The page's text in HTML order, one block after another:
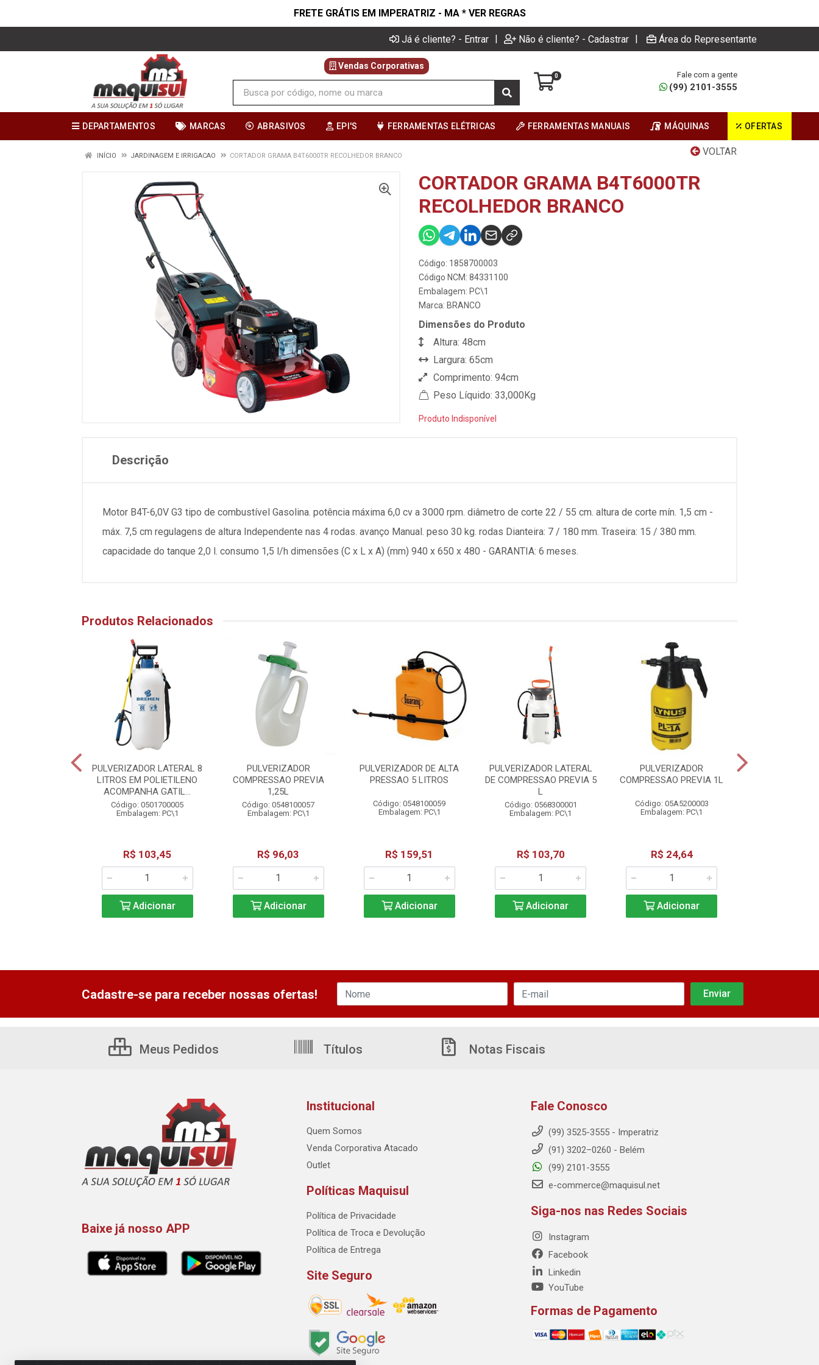
FRETE GRÁTIS EM IMPERATRIZ - MA * VER REGRAS
Já é cliente? - Entrar | Não é cliente? - Cadastrar | Área do Representante
Vendas Corporativas
0 Fale com a gente
(99) 2101-3555
DEPARTAMENTOS MARCAS ABRASIVOS EPI'S FERRAMENTAS ELÉTRICAS FERRAMENTAS MANUAIS MÁQUINAS OFERTAS
VOLTAR
INÍCIO JARDINAGEM E IRRIGACAO CORTADOR GRAMA B4T6000TR RECOLHEDOR BRANCO
CORTADOR GRAMA B4T6000TR
RECOLHEDOR BRANCO
Código: 1858700003
Código NCM: 84331100
Embalagem: PC\1
Marca: BRANCO
Dimensões do Produto
Altura: 48cm
Largura: 65cm
Comprimento: 94cm
Peso Líquido: 33,000Kg
Produto Indisponível
Descrição
Motor B4T-6,0V G3 tipo de combustível Gasolina. potência máxima 6,0 cv a 3000 rpm. diâmetro de corte 22 / 55 cm. altura de corte mín. 1,5 cm -
máx. 7,5 cm regulagens de altura Independente nas 4 rodas. avanço Manual. peso 30 kg. rodas Dianteira: 7 / 180 mm. Traseira: 15 / 380 mm.
capacidade do tanque 2,0 l. consumo 1,5 l/h dimensões (C x L x A) (mm) 940 x 650 x 480 - GARANTIA: 6 meses.
Produtos Relacionados
PULVERIZADOR LATERAL 8
LITROS EM POLIETILENO
ACOMPANHA GATIL...
Código: 0501700005
Embalagem: PC\1
R$ 103,45
Adicionar
PULVERIZADOR
COMPRESSAO PREVIA
1,25L
Código: 0548100057
Embalagem: PC\1
R$ 96,03
Adicionar
PULVERIZADOR DE ALTA
PRESSAO 5 LITROS
Código: 0548100059
Embalagem: PC\1
R$ 159,51
Adicionar
PULVERIZADOR LATERAL
DE COMPRESSAO PREVIA 5
L
Código: 0568300001
Embalagem: PC\1
R$ 103,70
Adicionar
PULVERIZADOR
COMPRESSAO PREVIA 1L
Código: 05A5200003
Embalagem: PC\1
R$ 24,64
Adicionar
Cadastre-se para receber nossas ofertas!
Meus Pedidos Títulos Notas Fiscais
Baixe já nosso APP
Institucional
Quem Somos
Venda Corporativa Atacado
Outlet
Políticas Maquisul
Política de Privacidade
Política de Troca e Devolução
Política de Entrega
Site Seguro
Fale Conosco
(99) 3525-3555 - Imperatriz
(91) 3202–0260 - Belém
(99) 2101-3555
e-commerce@maquisul.net
Siga-nos nas Redes Sociais
Instagram
Facebook
Linkedin
YouTube
Formas de Pagamento